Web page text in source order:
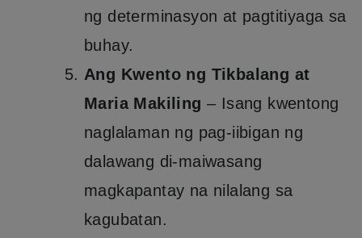
ng determinasyon at pagtitiyaga sa
buhay.
Ang Kwento ng Tikbalang at
Maria Makiling – Isang kwentong
naglalaman ng pag-iibigan ng
dalawang di-maiwasang
magkapantay na nilalang sa
kagubatan.